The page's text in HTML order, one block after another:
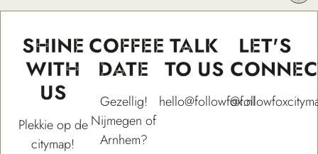
SHINE
WITH
US
Plekkie op de
citymap!
COFFEE
DATE
Gezellig!
Nijmegen of
Arnhem?
TALK
TO US
hello@followfox.nl
LET'S